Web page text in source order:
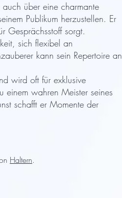
über eine charmante
Publikum herzustellen. Er
Gesprächsstoff sorgt.
sich flexibel an
kann sein Repertoire an
wird oft für exklusive
einem wahren Meister seines
schafft er Momente der
Haltern.